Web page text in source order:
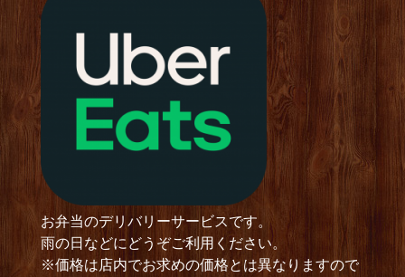
お弁当のデリバリーサービスです。
雨の日などにどうぞご利用ください。
※価格は店内でお求めの価格とは異なりますので